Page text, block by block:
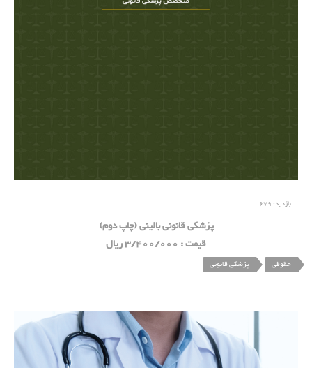
بازدید: 679
پزشکی قانونی بالینی (چاپ دوم)
قیمت : 3/400/000 ریال
حقوقی پزشکی قانونی